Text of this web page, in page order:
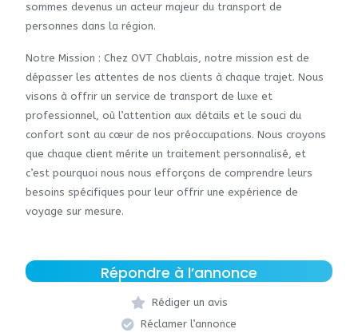
sommes devenus un acteur majeur du transport de
personnes dans la région.
Notre Mission : Chez OVT Chablais, notre mission est de
dépasser les attentes de nos clients à chaque trajet. Nous
visons à offrir un service de transport de luxe et
professionnel, où l’attention aux détails et le souci du
confort sont au cœur de nos préoccupations. Nous croyons
que chaque client mérite un traitement personnalisé, et
c’est pourquoi nous nous efforçons de comprendre leurs
besoins spécifiques pour leur offrir une expérience de
voyage sur mesure.
Répondre à l’annonce
Rédiger un avis
Réclamer l’annonce